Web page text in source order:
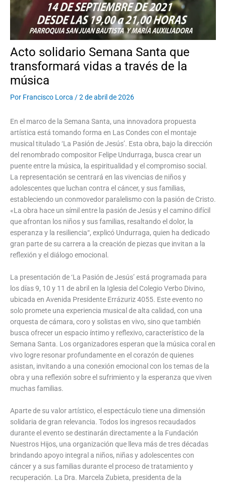
Acto solidario Semana Santa que
transformará vidas a través de la
música
Por Francisco Lorca /2 de abril de 2026
En el marco de la Semana Santa, una innovadora propuesta
artística está tomando forma en Las Condes con el montaje
musical titulado ‘La Pasión de Jesús’. Esta obra, bajo la dirección
del renombrado compositor Felipe Undurraga, busca crear un
puente entre la música, la espiritualidad y el compromiso social.
La representación se centrará en las vivencias de niños y
adolescentes que luchan contra el cáncer, y sus familias,
estableciendo un conmovedor paralelismo con la pasión de Cristo.
«La obra hace un símil entre la pasión de Jesús y el camino difícil
que afrontan los niños y sus familias, resaltando el dolor, la
esperanza y la resiliencia“, explicó Undurraga, quien ha dedicado
gran parte de su carrera a la creación de piezas que invitan a la
reflexión y el diálogo emocional.
La presentación de ‘La Pasión de Jesús’ está programada para
los días 9, 10 y 11 de abril en la Iglesia del Colegio Verbo Divino,
ubicada en Avenida Presidente Errázuriz 4055. Este evento no
solo promete una experiencia musical de alta calidad, con una
orquesta de cámara, coro y solistas en vivo, sino que también
busca ofrecer un espacio íntimo y reflexivo, característico de la
Semana Santa. Los organizadores esperan que la música coral en
vivo logre resonar profundamente en el corazón de quienes
asistan, invitando a una conexión emocional con los temas de la
obra y una reflexión sobre el sufrimiento y la esperanza que viven
muchas familias.
Aparte de su valor artístico, el espectáculo tiene una dimensión
solidaria de gran relevancia. Todos los ingresos recaudados
durante el evento se destinarán directamente a la Fundación
Nuestros Hijos, una organización que lleva más de tres décadas
brindando apoyo integral a niños, niñas y adolescentes con
cáncer y a sus familias durante el proceso de tratamiento y
recuperación. La Dra. Marcela Zubieta, presidenta de la